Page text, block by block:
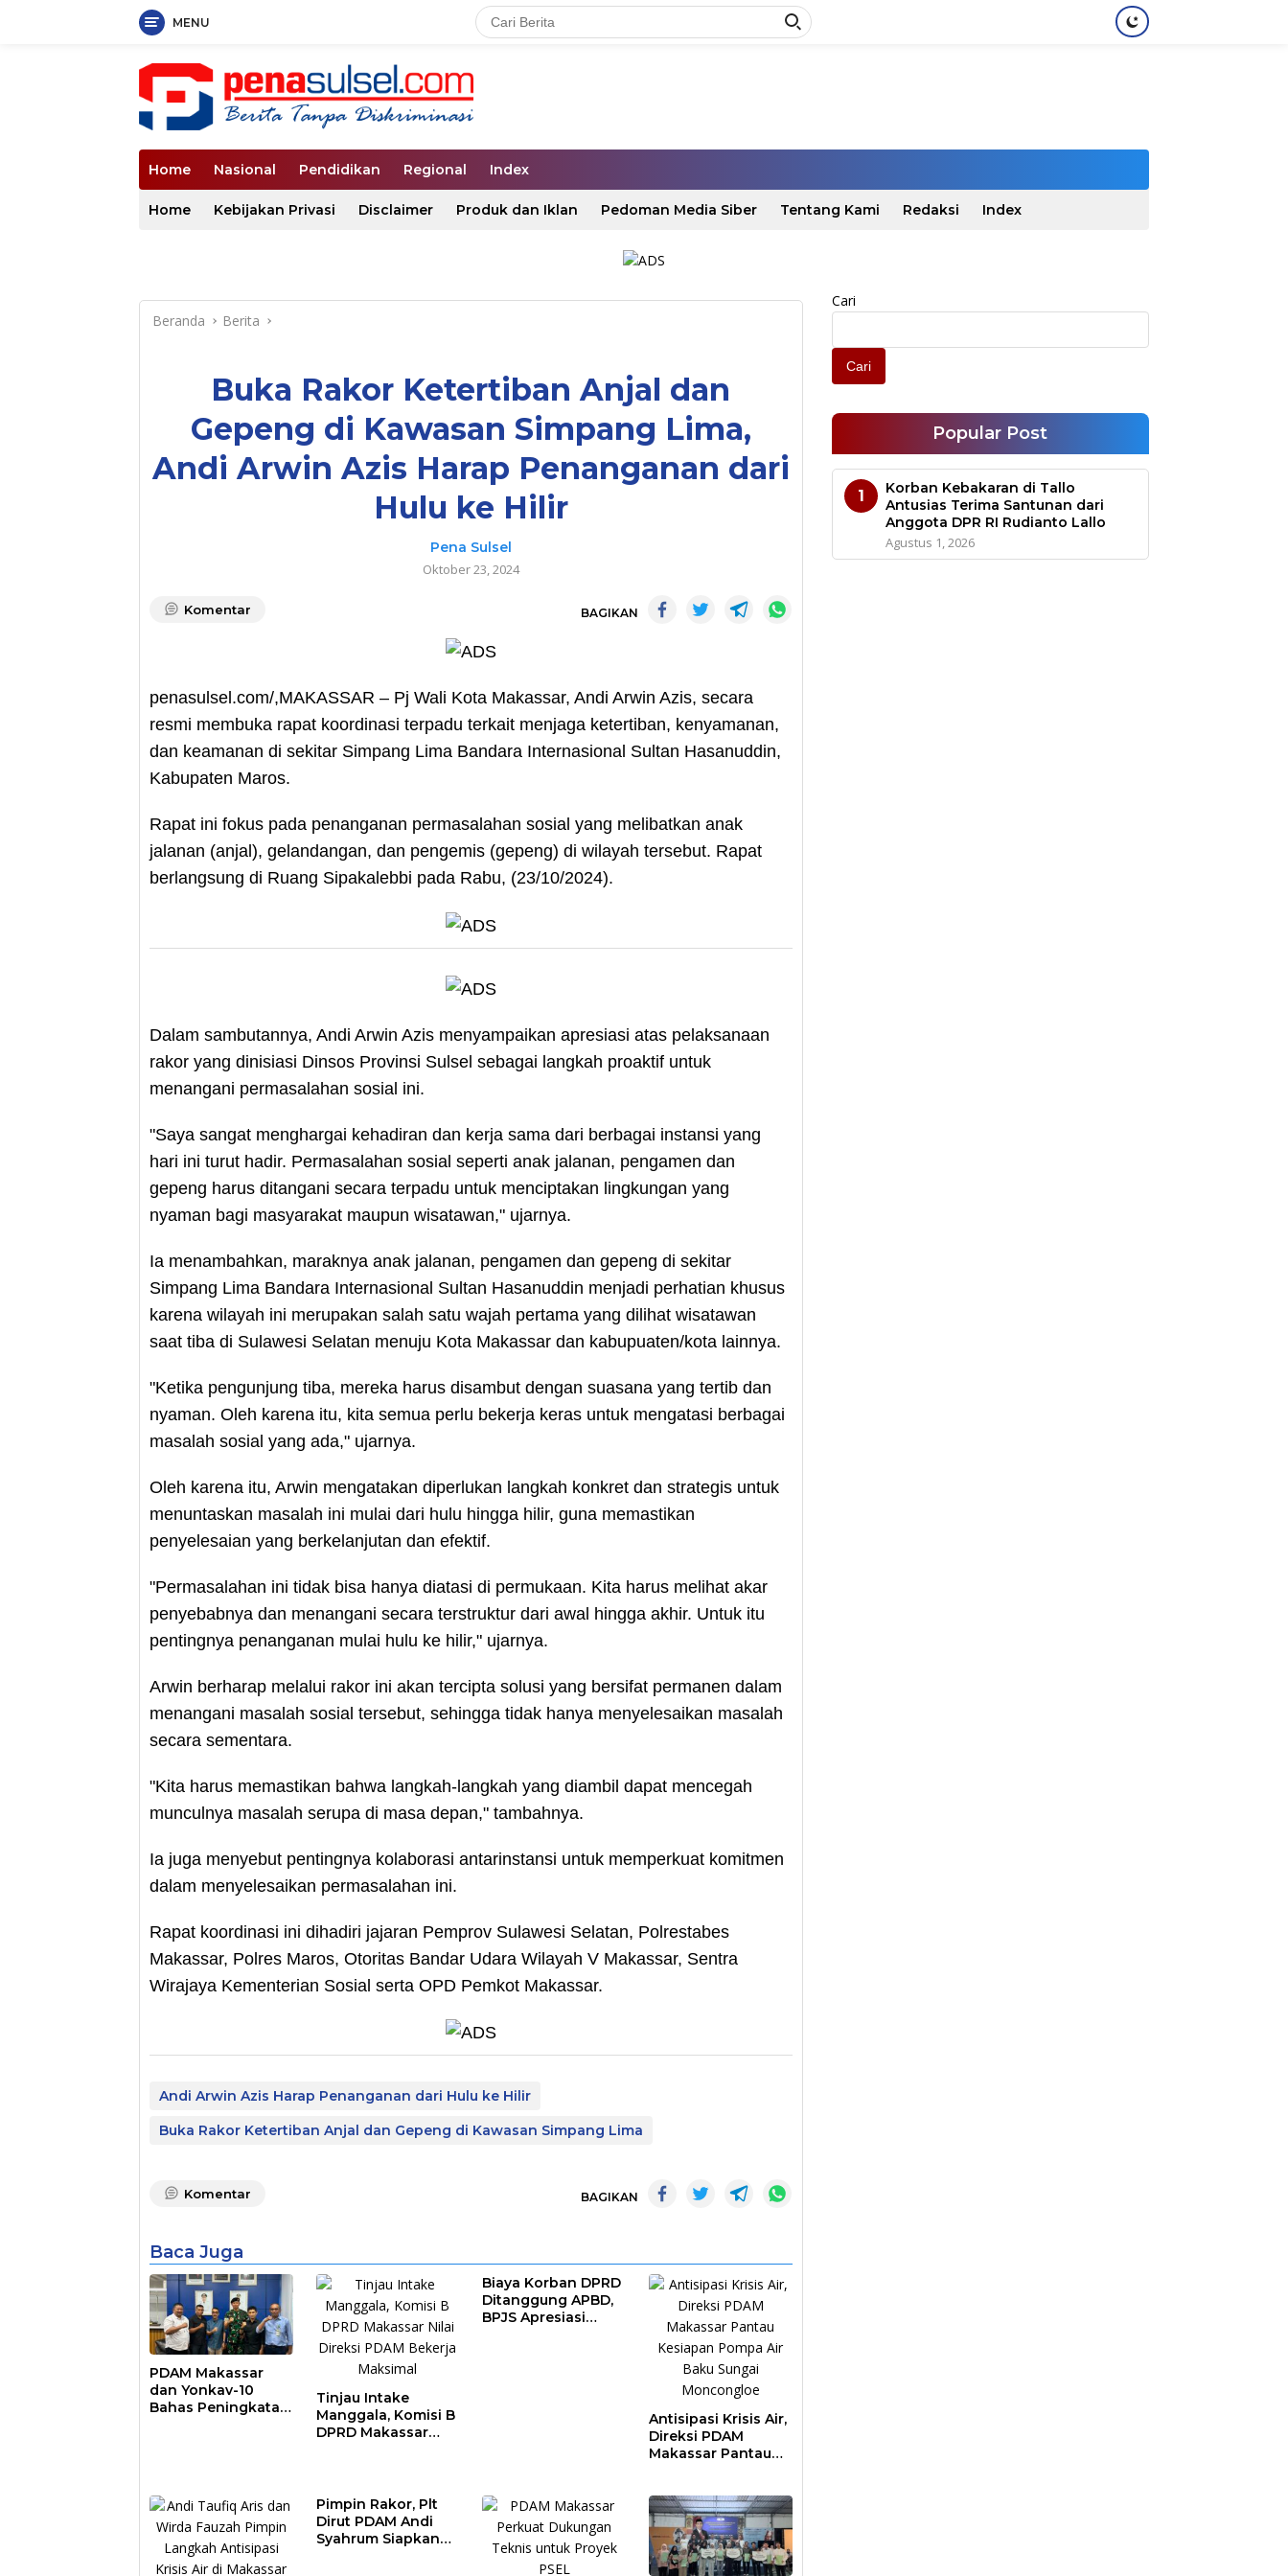
MENU
Home Nasional Pendidikan Regional Index
Home Kebijakan Privasi Disclaimer Produk dan Iklan Pedoman Media Siber Tentang Kami Redaksi Index
Beranda Berita
Buka Rakor Ketertiban Anjal dan
Gepeng di Kawasan Simpang Lima,
Andi Arwin Azis Harap Penanganan dari
Hulu ke Hilir
Pena Sulsel
Oktober 23, 2024
Komentar BAGIKAN
penasulsel.com/,MAKASSAR – Pj Wali Kota Makassar, Andi Arwin Azis, secara
resmi membuka rapat koordinasi terpadu terkait menjaga ketertiban, kenyamanan,
dan keamanan di sekitar Simpang Lima Bandara Internasional Sultan Hasanuddin,
Kabupaten Maros.
Rapat ini fokus pada penanganan permasalahan sosial yang melibatkan anak
jalanan (anjal), gelandangan, dan pengemis (gepeng) di wilayah tersebut. Rapat
berlangsung di Ruang Sipakalebbi pada Rabu, (23/10/2024).
Dalam sambutannya, Andi Arwin Azis menyampaikan apresiasi atas pelaksanaan
rakor yang dinisiasi Dinsos Provinsi Sulsel sebagai langkah proaktif untuk
menangani permasalahan sosial ini.
"Saya sangat menghargai kehadiran dan kerja sama dari berbagai instansi yang
hari ini turut hadir. Permasalahan sosial seperti anak jalanan, pengamen dan
gepeng harus ditangani secara terpadu untuk menciptakan lingkungan yang
nyaman bagi masyarakat maupun wisatawan," ujarnya.
Ia menambahkan, maraknya anak jalanan, pengamen dan gepeng di sekitar
Simpang Lima Bandara Internasional Sultan Hasanuddin menjadi perhatian khusus
karena wilayah ini merupakan salah satu wajah pertama yang dilihat wisatawan
saat tiba di Sulawesi Selatan menuju Kota Makassar dan kabupuaten/kota lainnya.
"Ketika pengunjung tiba, mereka harus disambut dengan suasana yang tertib dan
nyaman. Oleh karena itu, kita semua perlu bekerja keras untuk mengatasi berbagai
masalah sosial yang ada," ujarnya.
Oleh karena itu, Arwin mengatakan diperlukan langkah konkret dan strategis untuk
menuntaskan masalah ini mulai dari hulu hingga hilir, guna memastikan
penyelesaian yang berkelanjutan dan efektif.
"Permasalahan ini tidak bisa hanya diatasi di permukaan. Kita harus melihat akar
penyebabnya dan menangani secara terstruktur dari awal hingga akhir. Untuk itu
pentingnya penanganan mulai hulu ke hilir," ujarnya.
Arwin berharap melalui rakor ini akan tercipta solusi yang bersifat permanen dalam
menangani masalah sosial tersebut, sehingga tidak hanya menyelesaikan masalah
secara sementara.
"Kita harus memastikan bahwa langkah-langkah yang diambil dapat mencegah
munculnya masalah serupa di masa depan," tambahnya.
Ia juga menyebut pentingnya kolaborasi antarinstansi untuk memperkuat komitmen
dalam menyelesaikan permasalahan ini.
Rapat koordinasi ini dihadiri jajaran Pemprov Sulawesi Selatan, Polrestabes
Makassar, Polres Maros, Otoritas Bandar Udara Wilayah V Makassar, Sentra
Wirajaya Kementerian Sosial serta OPD Pemkot Makassar.
Andi Arwin Azis Harap Penanganan dari Hulu ke Hilir
Buka Rakor Ketertiban Anjal dan Gepeng di Kawasan Simpang Lima
Komentar BAGIKAN
Baca Juga
PDAM Makassar
dan Yonkav-10
Bahas Peningkatan
Tinjau Intake
Manggala, Komisi B
DPRD Makassar
Biaya Korban DPRD
Ditanggung APBD,
BPJS Apresiasi
Antisipasi Krisis Air,
Direksi PDAM
Makassar Pantau
Moncongloe
Pimpin Rakor, Plt
Dirut PDAM Andi
Syahrum Siapkan
Cari
Cari
Popular Post
1
Korban Kebakaran di Tallo
Antusias Terima Santunan dari
Anggota DPR RI Rudianto Lallo
Agustus 1, 2026